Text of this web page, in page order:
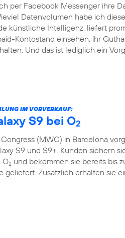
per Facebook Messenger ihre
Datenvolumen habe ich
künstliche Intelligenz, liefert
Kontostand einsehen, ihr
Und das ist lediglich ein
IM VORVERKAUF:
S9 bei O2
(MWC) in Barcelona
S9 und S9+. Kunden sichern
O2 und bekommen sie bereits bis
geliefert. Zusätzlich erhalten sie